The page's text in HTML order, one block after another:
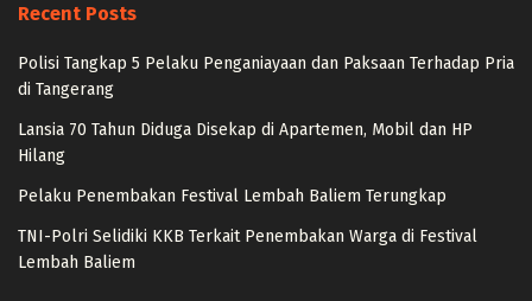
Recent Posts
Polisi Tangkap 5 Pelaku Penganiayaan dan Paksaan Terhadap Pria
di Tangerang
Lansia 70 Tahun Diduga Disekap di Apartemen, Mobil dan HP
Hilang
Pelaku Penembakan Festival Lembah Baliem Terungkap
TNI-Polri Selidiki KKB Terkait Penembakan Warga di Festival
Lembah Baliem